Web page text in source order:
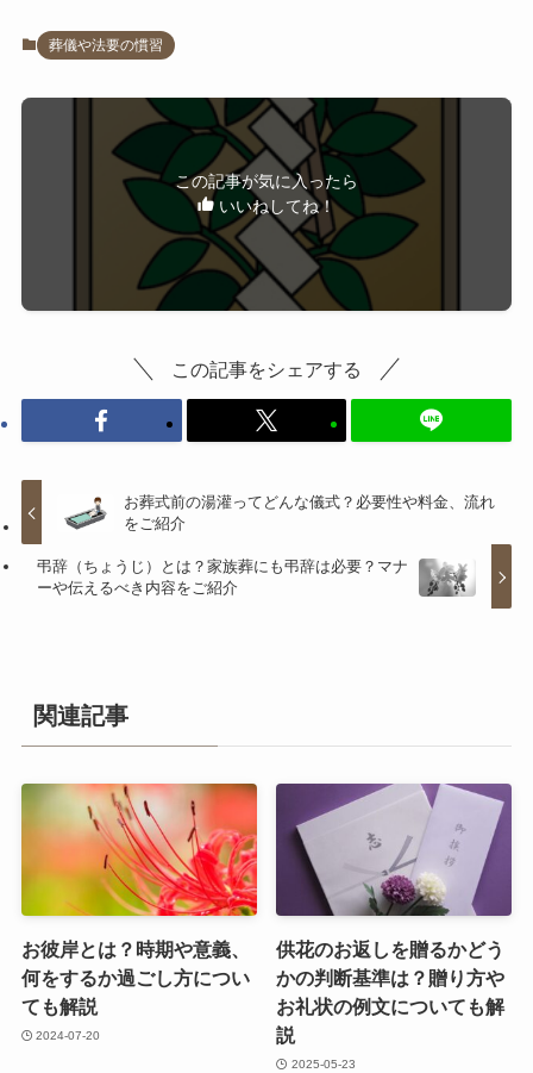
葬儀や法要の慣習
この記事が気に入ったら
いいねしてね！
この記事をシェアする
お葬式前の湯灌ってどんな儀式？必要性や料金、流れ
をご紹介
弔辞（ちょうじ）とは？家族葬にも弔辞は必要？マナ
ーや伝えるべき内容をご紹介
関連記事
お彼岸とは？時期や意義、
何をするか過ごし方につい
ても解説
2024-07-20
供花のお返しを贈るかどう
かの判断基準は？贈り方や
お礼状の例文についても解
説
2025-05-23